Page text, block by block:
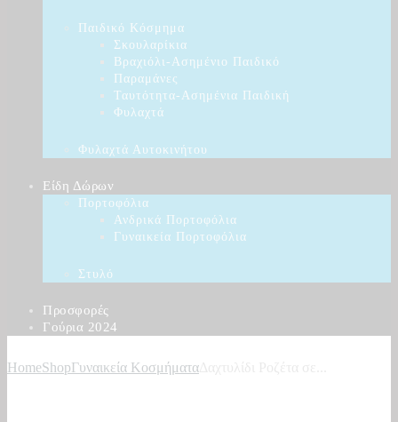
Παιδικό Κόσμημα
Σκουλαρίκια
Βραχιόλι-Ασημένιο Παιδικό
Παραμάνες
Ταυτότητα-Ασημένια Παιδική
Φυλαχτά
Φυλαχτά Αυτοκινήτου
Είδη Δώρων
Πορτοφόλια
Ανδρικά Πορτοφόλια
Γυναικεία Πορτοφόλια
Στυλό
Προσφορές
Γούρια 2024
HomeShopΓυναικεία Κοσμήματα